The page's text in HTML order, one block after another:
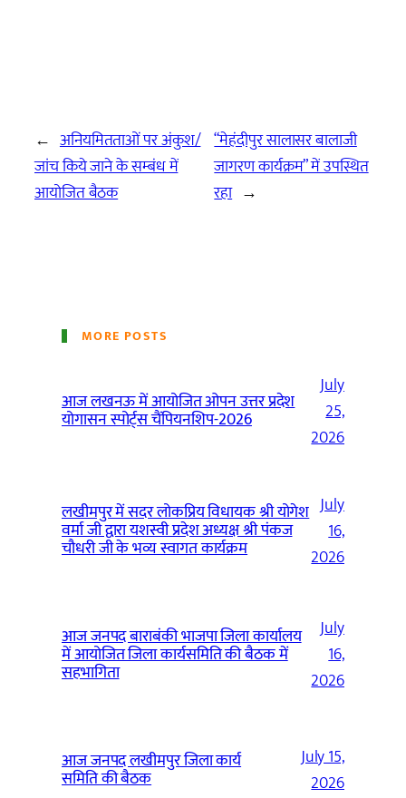
← अनियमितताओं पर अंकुश/
जांच किये जाने के सम्बंध में
आयोजित बैठक
“मेहंदीपुर सालासर बालाजी
जागरण कार्यक्रम” में उपस्थित
रहा →
MORE POSTS
आज लखनऊ में आयोजित ओपन उत्तर प्रदेश
योगासन स्पोर्ट्स चैंपियनशिप-2026
July
25,
2026
लखीमपुर में सदर लोकप्रिय विधायक श्री योगेश
वर्मा जी द्वारा यशस्वी प्रदेश अध्यक्ष श्री पंकज
चौधरी जी के भव्य स्वागत कार्यक्रम
July
16,
2026
आज जनपद बाराबंकी भाजपा जिला कार्यालय
में आयोजित जिला कार्यसमिति की बैठक में
सहभागिता
July
16,
2026
आज जनपद लखीमपुर जिला कार्य
समिति की बैठक
July 15,
2026